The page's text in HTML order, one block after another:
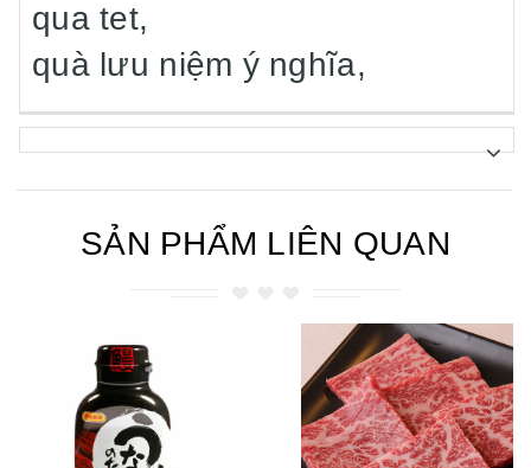
qua tet,
quà lưu niệm ý nghĩa,
SẢN PHẨM LIÊN QUAN